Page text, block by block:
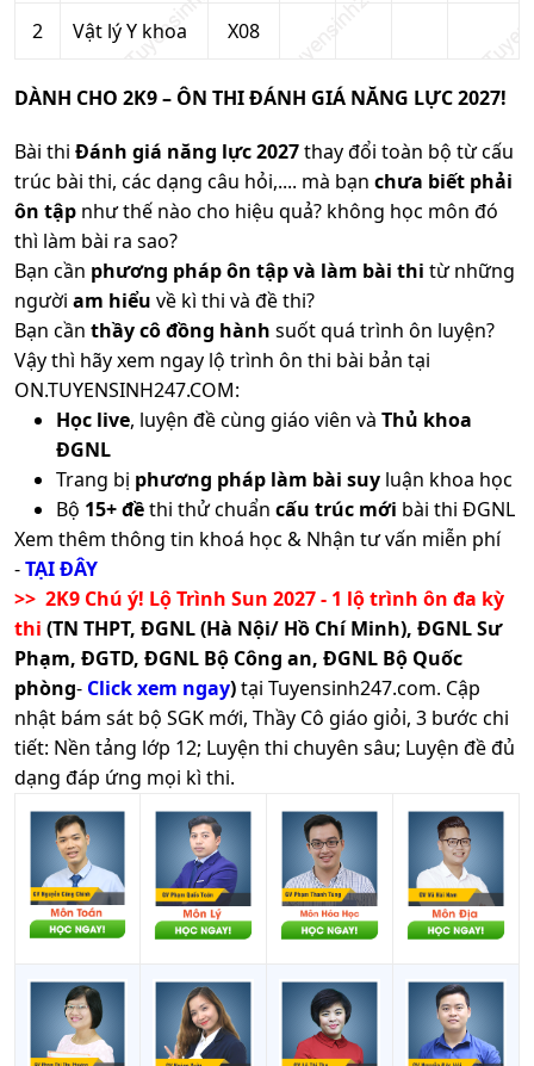
2 Vật lý Y khoa X08
DÀNH CHO 2K9 – ÔN THI ĐÁNH GIÁ NĂNG LỰC 2027!
Bài thi Đánh giá năng lực 2027thay đổi toàn bộ từ cấu
trúc bài thi, các dạng câu hỏi,.... mà bạn chưa biết phải
ôn tập như thế nào cho hiệu quả? không học môn đó
thì làm bài ra sao?
Bạn cần phương pháp ôn tập và làm bài thi từ những
người am hiểu về kì thi và đề thi?
Bạn cần thầy cô đồng hành suốt quá trình ôn luyện?
Vậy thì hãy xem ngay lộ trình ôn thi bài bản tại
ON.TUYENSINH247.COM:
Học live, luyện đề cùng giáo viên và Thủ khoa
ĐGNL
Trang bị phương pháp làm bài suy luận khoa học
Bộ 15+ đềthi thử chuẩn cấu trúc mới bài thi ĐGNL
Xem thêm thông tin khoá học & Nhận tư vấn miễn phí
-TẠI ĐÂY
>> 2K9 Chú ý! Lộ Trình Sun 2027 - 1 lộ trình ôn đa kỳ
thi (TN THPT, ĐGNL (Hà Nội/ Hồ Chí Minh), ĐGNL Sư
Phạm, ĐGTD, ĐGNL Bộ Công an, ĐGNL Bộ Quốc
phòng- Click xem ngay)tại Tuyensinh247.com. Cập
nhật bám sát bộ SGK mới, Thầy Cô giáo giỏi, 3 bước chi
tiết: Nền tảng lớp 12; Luyện thi chuyên sâu; Luyện đề đủ
dạng đáp ứng mọi kì thi.